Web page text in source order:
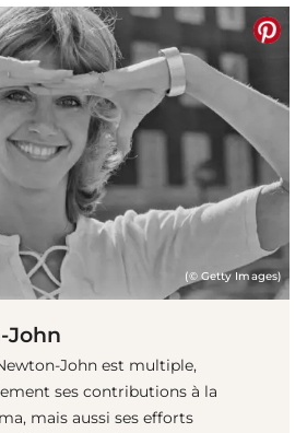
(© Getty Images)
John
John est multiple,
ses contributions à la
mais aussi ses efforts